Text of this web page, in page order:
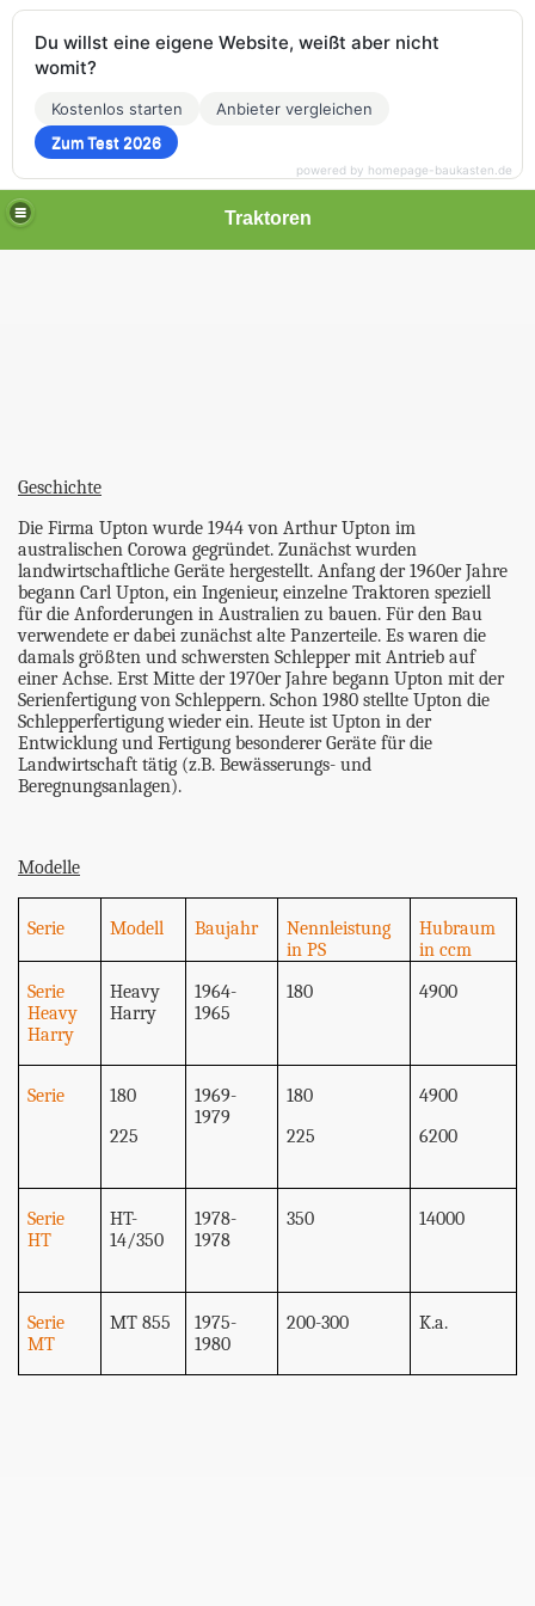
Traktoren
Geschichte
Die Firma Upton wurde 1944 von Arthur Upton im
australischen Corowa gegründet. Zunächst wurden
landwirtschaftliche Geräte hergestellt. Anfang der 1960er Jahre
begann Carl Upton, ein Ingenieur, einzelne Traktoren speziell
für die Anforderungen in Australien zu bauen. Für den Bau
verwendete er dabei zunächst alte Panzerteile. Es waren die
damals größten und schwersten Schlepper mit Antrieb auf
einer Achse. Erst Mitte der 1970er Jahre begann Upton mit der
Serienfertigung von Schleppern. Schon 1980 stellte Upton die
Schlepperfertigung wieder ein. Heute ist Upton in der
Entwicklung und Fertigung besonderer Geräte für die
Landwirtschaft tätig (z.B. Bewässerungs- und
Beregnungsanlagen).
Modelle
Serie Modell Baujahr
Nennleistung
in PS
Hubraum
in ccm
Serie
Heavy
Harry
Heavy
Harry
1964-
1965
180 4900
Serie
180
225
1969-
1979
180
225
4900
6200
Serie
HT
HT-
14/350
1978-
1978
350 14000
Serie
MT
MT 855
1975-
1980
200-300 K.a.
Du willst eine eigene Website, weißt aber nicht
womit?
Kostenlos starten
Anbieter vergleichen
Zum Test 2026
powered by homepage-baukasten.de